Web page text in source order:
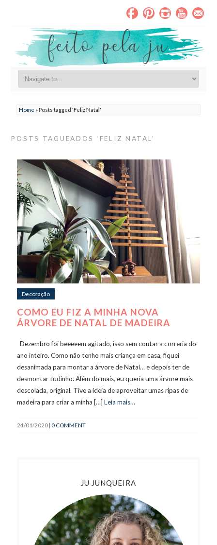
Home »Posts tagged 'Feliz Natal'
POSTS TAGUEADOS ‘FELIZ NATAL’
Decoração
COMO EU FIZ A MINHA NOVA
ÁRVORE DE NATAL DE MADEIRA
Dezembro foi beeeeem agitado, isso sem contar a correria do
ano inteiro. Como não tenho mais criança em casa, fiquei
desanimada para montar a árvore de Natal… e depois ter de
desmontar tudinho. Além do mais, eu queria uma árvore mais
descolada, original. Tive a ideia de aproveitar umas ripas de
madeira para criar a minha […] Leia mais…
24/01/2020| 0 COMMENT
JU JUNQUEIRA